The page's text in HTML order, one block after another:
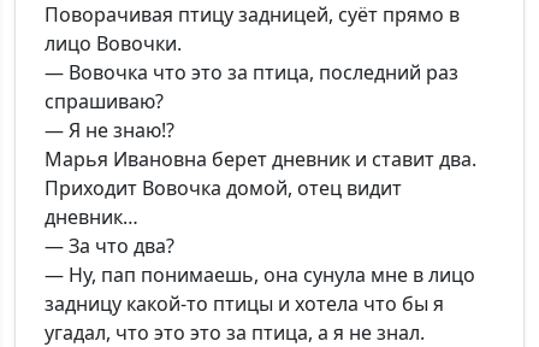
Поворачивая птицу задницей, суёт прямо в
лицо Вовочки.
— Вовочка что это за птица, последний раз
спрашиваю?
— Я не знаю!?
Марья Ивановна берет дневник и ставит два.
Приходит Вовочка домой, отец видит
дневник…
— За что два?
— Ну, пап понимаешь, она сунула мне в лицо
задницу какой-то птицы и хотела что бы я
угадал, что это это за птица, а я не знал.